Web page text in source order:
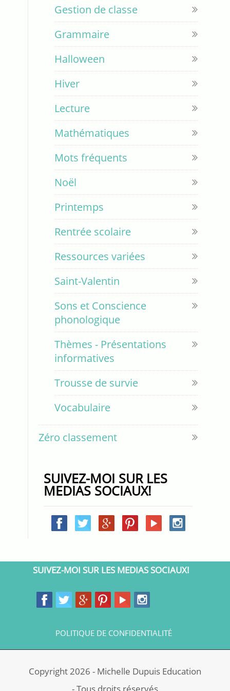
Gestion de classe
Grammaire
Halloween
Hiver
Lecture
Mathématiques
Mots fréquents
Noël
Printemps
Rentrée scolaire
Ressources variées
Saint-Valentin
Sons et Conscience
phonologique
Thèmes - Présentations
informatives
Trousse de survie
Vocabulaire
Zéro classement
SUIVEZ-MOI SUR LES
MEDIAS SOCIAUX!
SUIVEZ-MOI SUR LES MEDIAS SOCIAUX!
POLITIQUE DE CONFIDENTIALITÉ
Copyright 2026 - Michelle Dupuis Education